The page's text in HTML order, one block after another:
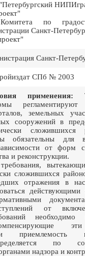
по
Санкт-
Санкт-
СПб № 2003
применения:
регламентируют
земельных
сооружений в
сложившихся
обязательны для
от форм
и реконструкции.
сложившихся
отражения в
от
необходимо
эти
приемлемость
по
надзора и